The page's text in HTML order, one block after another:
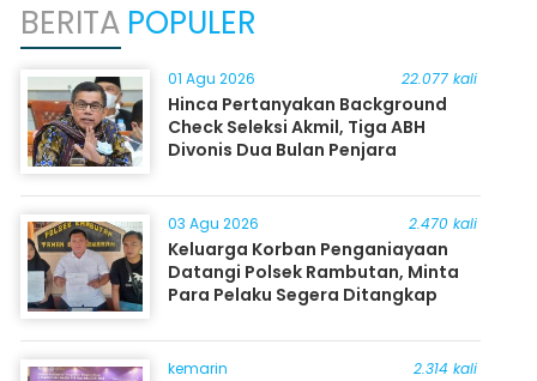
BERITA POPULER
01 Agu 2026 22.077 kali
Hinca Pertanyakan Background
Check Seleksi Akmil, Tiga ABH
Divonis Dua Bulan Penjara
03 Agu 2026 2.470 kali
Keluarga Korban Penganiayaan
Datangi Polsek Rambutan, Minta
Para Pelaku Segera Ditangkap
kemarin 2.314 kali